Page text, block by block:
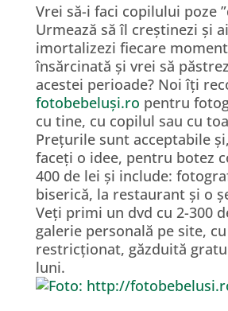
Vrei să-i faci copilului poze
Urmează să îl creștinezi și
imortalizezi fiecare
însărcinată și vrei să
acestei perioade? Noi îți
fotobebeluși.ro pentru
cu tine, cu copilul sau cu
Prețurile sunt acceptabile
faceți o idee, pentru botez
400 de lei și include:
biserică, la restaurant și o
Veți primi un dvd cu 2-300
galerie personală pe site, cu
restricționat, găzduită
luni.